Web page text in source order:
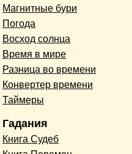
Магнитные бури
Погода
Восход солнца
Время в мире
Разница во времени
Конвертер времени
Таймеры
Гадания
Книга Судеб